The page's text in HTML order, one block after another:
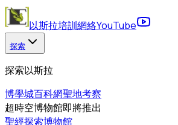
以斯拉培訓網絡YouTube
探索
探索以斯拉
博學城百科網聖地考察
超時空博物館即將推出
聖經探索博物館